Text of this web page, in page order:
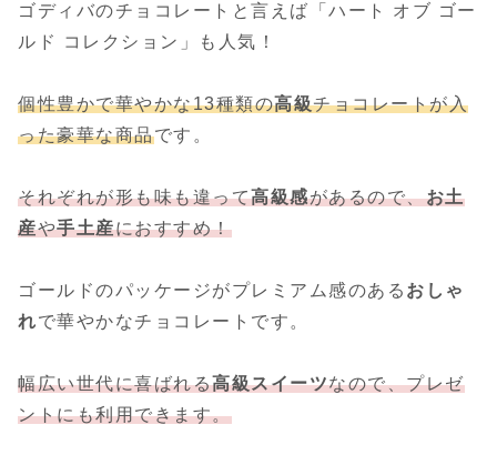
ゴディバのチョコレートと言えば「ハート オブ ゴー
ルド コレクション」も人気！
個性豊かで華やかな13種類の高級チョコレートが入
った豪華な商品です。
それぞれが形も味も違って高級感があるので、お土
産や手土産におすすめ！
ゴールドのパッケージがプレミアム感のある おしゃ
れで華やかなチョコレートです。
幅広い世代に喜ばれる高級スイーツなので、プレゼ
ントにも利用できます。